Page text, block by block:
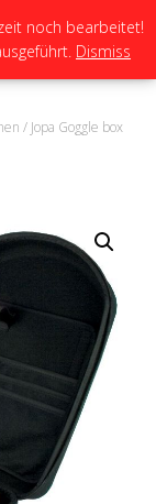
N
A
S
/ Jopa Goggle box
noch bearbeitet!
Dismiss